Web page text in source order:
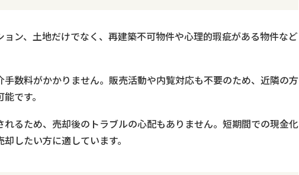
ン、土地だけでなく、再建築不可物件や心理的瑕疵がある物件など
数料がかかりません。販売活動や内覧対応も不要のため、近隣の方
です。
れるため、売却後のトラブルの心配もありません。短期間での現金化
したい方に適しています。